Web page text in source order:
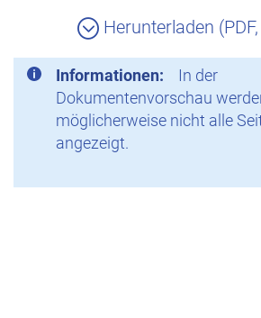
Herunterladen
Informationen:
In der
Dokumentenvorschau
möglicherweise nicht alle
angezeigt.